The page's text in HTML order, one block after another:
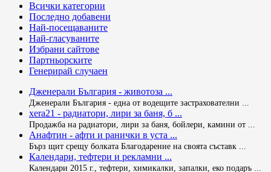
Всички категории
Последно добавени
Най-посещаваните
Най-гласуваните
Избрани сайтове
Партньорските
Генерирай случаен
Дженерали България - животоза ...
Дженерали България - една от водещите застрахователни ...
xera21 - радиатори, лири за баня, б ...
Продажба на радиатори, лири за баня, бойлери, камини от ...
Анафтин - афти и ранички в уста ...
Бърз щит срещу болката Благодарение на своята съставк ...
Календари, тефтери и рекламни ...
Календари 2015 г., тефтери, химикалки, запалки, еко подаръ ...